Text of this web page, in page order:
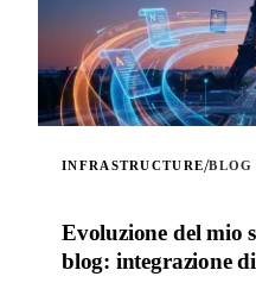
INFRASTRUCTURE/BLOG
Evoluzione del mio
blog: integrazione